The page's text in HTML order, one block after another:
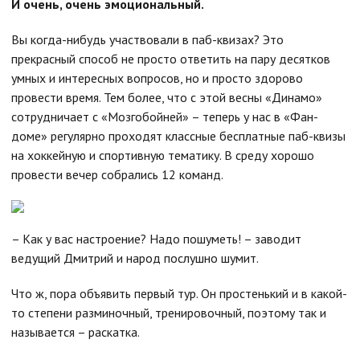
И очень, очень эмоциональный.
Вы когда-нибудь участвовали в паб-квизах? Это
прекрасный способ не просто ответить на пару десятков
умных и интересных вопросов, но и просто здорово
провести время. Тем более, что с этой весны «Динамо»
сотрудничает с «Мозгобойней» – теперь у нас в «Фан-
доме» регулярно проходят классные бесплатные паб-квизы
на хоккейную и спортивную тематику. В среду хорошо
провести вечер собрались 12 команд.
– Как у вас настроение? Надо пошуметь! – заводит
ведущий Дмитрий и народ послушно шумит.
Что ж, пора объявить первый тур. Он простенький и в какой-
то степени разминочный, тренировочный, поэтому так и
называется – раскатка.